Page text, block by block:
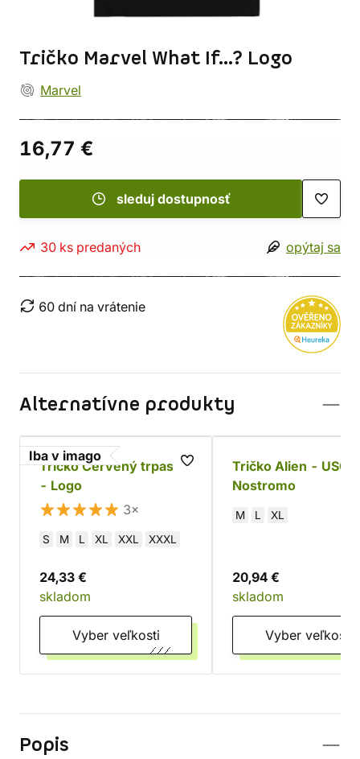
Tričko Marvel What If...? Logo
Marvel
16,77 €
sleduj dostupnosť
30 ks predaných opýtaj sa
60 dní na vrátenie
Alternatívne produkty
Iba v imago
Tričko Červený trpaslík
- Logo
3×
S M L XL XXL XXXL
24,33 €
skladom
Vyber veľkosti
Tričko Alien -
Nostromo
M L XL
20,94 €
skladom
Vyber veľkosti
Popis